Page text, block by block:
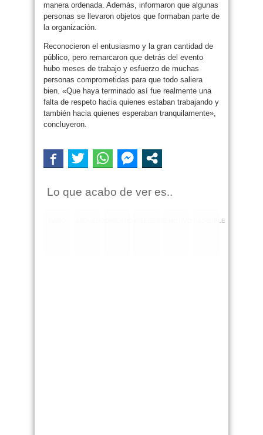
manera ordenada. Además, informaron que algunas
personas se llevaron objetos que formaban parte de
la organización.
Reconocieron el entusiasmo y la gran cantidad de
público, pero remarcaron que detrás del evento
hubo meses de trabajo y esfuerzo de muchas
personas comprometidas para que todo saliera
bien. «Que haya terminado así fue realmente una
falta de respeto hacia quienes estaban trabajando y
también hacia quienes esperaban tranquilamente»,
concluyeron.
Lo que acabo de ver es..
INCREIBLE